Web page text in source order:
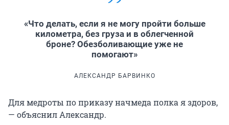
«Что делать, если я не могу пройти больше
километра, без груза и в облегченной
броне? Обезболивающие уже не
помогают»
АЛЕКСАНДР БАРВИНКО
Для медроты по приказу начмеда полка я здоров,
— объяснил Александр.